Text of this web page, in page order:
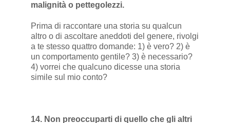
malignità o pettegolezzi.
Prima di raccontare una storia su qualcun
altro o di ascoltare aneddoti del genere, rivolgi
a te stesso quattro domande: 1) è vero? 2) è
un comportamento gentile? 3) è necessario?
4) vorrei che qualcuno dicesse una storia
simile sul mio conto?
14. Non preoccuparti di quello che gli altri